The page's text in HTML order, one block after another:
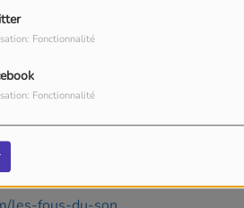
Fonctionnalité
Fonctionnalité